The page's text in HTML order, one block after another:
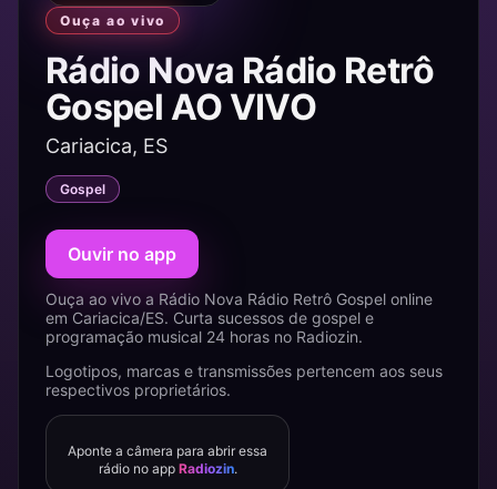
Ouça ao vivo
Rádio Nova Rádio Retrô
Gospel AO VIVO
Cariacica, ES
Gospel
Ouvir no app
Ouça ao vivo a Rádio Nova Rádio Retrô Gospel online
em Cariacica/ES. Curta sucessos de gospel e
programação musical 24 horas no Radiozin.
Logotipos, marcas e transmissões pertencem aos seus
respectivos proprietários.
Aponte a câmera para abrir essa
rádio no app Radiozin.